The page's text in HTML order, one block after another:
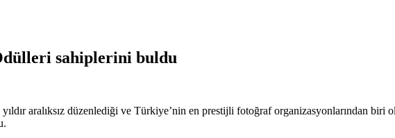
sahiplerini buldu
aralıksız düzenlediği ve Türkiye’nin en prestijli fotoğraf organizasyonlarından biri